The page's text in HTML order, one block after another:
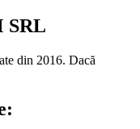
SRL
din 2016. Dacă